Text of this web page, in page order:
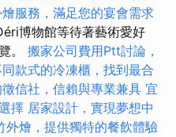
服務，滿足您的宴會需求
博物館等待著藝術愛好
。 搬家公司費用Ptt討論，
款式的冷凍櫃，找到最合
信社，信賴與專業兼具 宜
擇 居家設計，實現夢想中
外燴，提供獨特的餐飲體驗